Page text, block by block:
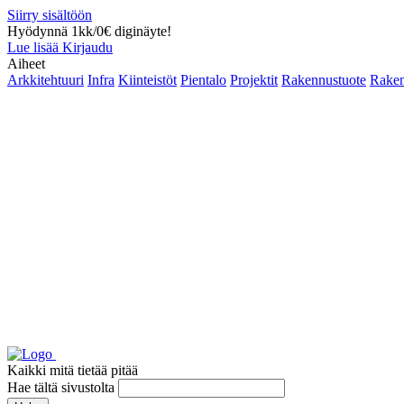
Siirry sisältöön
Hyödynnä 1kk/0€ diginäyte!
Lue lisää Kirjaudu
Aiheet
Arkkitehtuuri Infra Kiinteistöt Pientalo Projektit Rakennustuote
Kaikki mitä tietää pitää
Hae tältä sivustolta